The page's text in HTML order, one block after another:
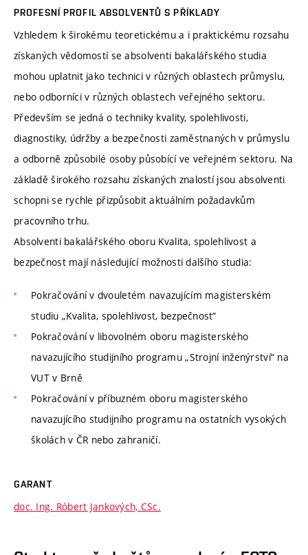
PROFESNÍ PROFIL ABSOLVENTŮ S PŘÍKLADY
Vzhledem k širokému teoretickému a i praktickému rozsahu
získaných vědomostí se absolventi bakalářského studia
mohou uplatnit jako technici v různých oblastech průmyslu,
nebo odborníci v různých oblastech veřejného sektoru.
Především se jedná o techniky kvality, spolehlivosti,
diagnostiky, údržby a bezpečnosti zaměstnaných v průmyslu
a odborně způsobilé osoby působící ve veřejném sektoru. Na
základě širokého rozsahu získaných znalostí jsou absolventi
schopni se rychle přizpůsobit aktuálním požadavkům
pracovního trhu.
Absolventi bakalářského oboru Kvalita, spolehlivost a
bezpečnost mají následující možnosti dalšího studia:
Pokračování v dvouletém navazujícím magisterském
studiu „Kvalita, spolehlivost, bezpečnost“
Pokračování v libovolném oboru magisterského
navazujícího studijního programu „Strojní inženýrství“ na
VUT v Brně
Pokračování v příbuzném oboru magisterského
navazujícího studijního programu na ostatních vysokých
školách v ČR nebo zahraničí.
GARANT
doc. Ing. Róbert Jankových, CSc.